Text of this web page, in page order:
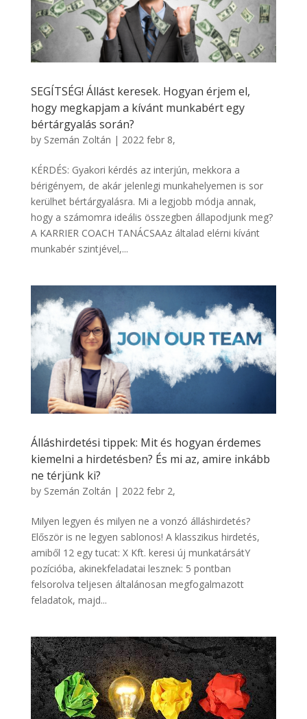
SEGÍTSÉG! Állást keresek. Hogyan érjem el,
hogy megkapjam a kívánt munkabért egy
bértárgyalás során?
by Szemán Zoltán | 2022 febr 8,
KÉRDÉS: Gyakori kérdés az interjún, mekkora a
bérigényem, de akár jelenlegi munkahelyemen is sor
kerülhet bértárgyalásra. Mi a legjobb módja annak,
hogy a számomra ideális összegben állapodjunk meg?
A KARRIER COACH TANÁCSAAz általad elérni kívánt
munkabér szintjével,...
Álláshirdetési tippek: Mit és hogyan érdemes
kiemelni a hirdetésben? És mi az, amire inkább
ne térjünk ki?
by Szemán Zoltán | 2022 febr 2,
Milyen legyen és milyen ne a vonzó álláshirdetés?
Először is ne legyen sablonos! A klasszikus hirdetés,
amiből 12 egy tucat: X Kft. keresi új munkatársátY
pozícióba, akinekfeladatai lesznek: 5 pontban
felsorolva teljesen általánosan megfogalmazott
feladatok, majd...